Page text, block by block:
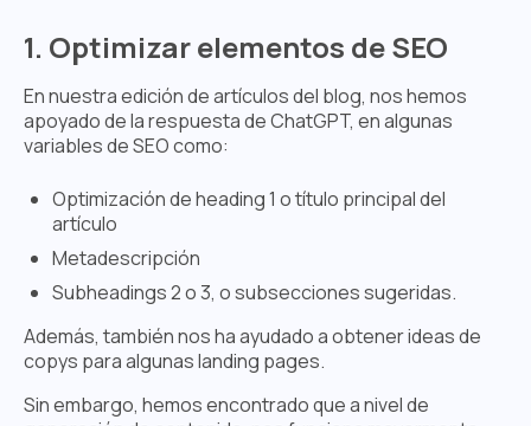
1. Optimizar elementos de SEO
En nuestra edición de artículos del blog, nos hemos
apoyado de la respuesta de ChatGPT, en algunas
variables de SEO como:
Optimización de heading 1 o título principal del
artículo
Metadescripción
Subheadings 2 o 3, o subsecciones sugeridas.
Además, también nos ha ayudado a obtener ideas de
copys para algunas landing pages.
Sin embargo, hemos encontrado que a nivel de